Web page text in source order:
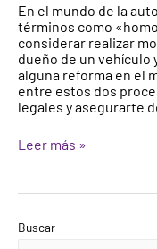
En el mundo de la
términos como
considerar realizar
dueño de un vehículo
alguna reforma en el
entre estos dos
legales y asegurarte
Leer más »
Buscar